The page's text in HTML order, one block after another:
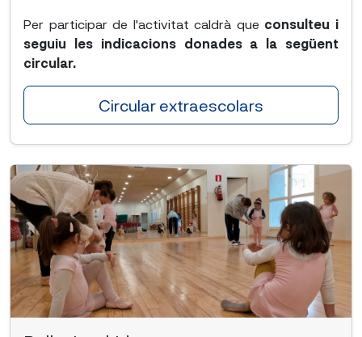
Per participar de l'activitat caldrà que consulteu i
seguiu les indicacions donades a la següent
circular.
Circular extraescolars